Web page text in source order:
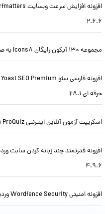
2.6.6
مجموعه 130 آیکون رایگان Icons8 به صورت SVG
حرفه ای 28.1
اسکریپت آزمون آنلاین اینترنتی ProQuiz نسخه 2.0.2
4.9.6
افزونه امنیتی Wordfence Security وردپرس نسخه 8.1.4